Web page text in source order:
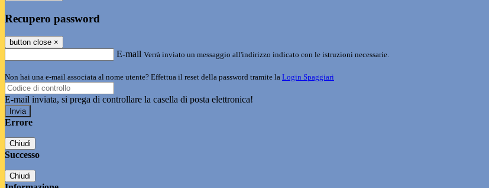
Recupero password
button close ×
E-mail Verrà inviato un messaggio all'indirizzo indicato con le istruzioni necessarie.
Non hai una e-mail associata al nome utente? Effettua il reset della password tramite la Login Spaggiari
E-mail inviata, si prega di controllare la casella di posta elettronica!
Errore
Chiudi
Successo
Chiudi